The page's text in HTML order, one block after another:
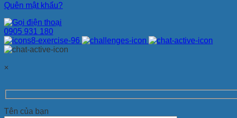
Quên mật khẩu?
0905 931 180
×
Tên của bạn